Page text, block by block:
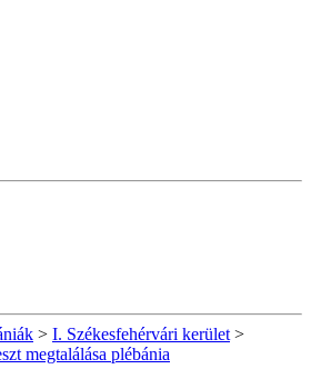
> I. Székesfehérvári kerület >
megtalálása plébánia